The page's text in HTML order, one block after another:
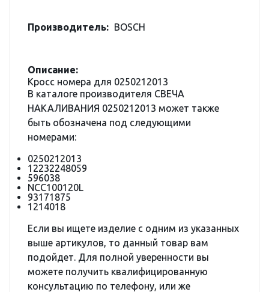
Производитель: BOSCH
Описание:
Кросс номера для 0250212013
В каталоге производителя СВЕЧА
НАКАЛИВАНИЯ 0250212013 может также
быть обозначена под следующими
номерами:
0250212013
12232248059
596038
NCC100120L
93171875
1214018
Если вы ищете изделие с одним из указанных
выше артикулов, то данный товар вам
подойдет. Для полной уверенности вы
можете получить квалифицированную
консультацию по телефону, или же